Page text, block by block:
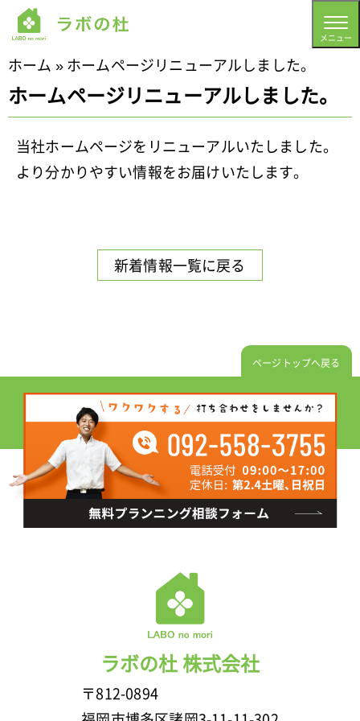
メニュー
ホーム »ホームページリニューアルしました。
ホームページリニューアルしました。
当社ホームページをリニューアルいたしました。
より分かりやすい情報をお届けいたします。
新着情報一覧に戻る
ページトップへ戻る
ラボの杜 株式会社
〒812-0894